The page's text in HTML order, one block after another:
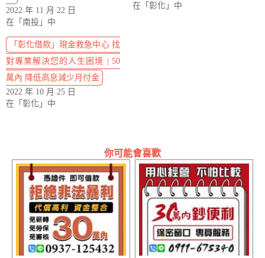
2022 年 11 月 22 日
在「南投」中
在「彰化」中
「彰化借款」現金救急中心 找
對專業解決您的人生困境 | 50
萬內 降低高息減少月付金
2022 年 10 月 25 日
在「彰化」中
你可能會喜歡